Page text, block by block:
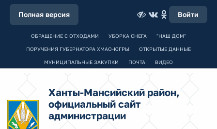
Полная версия Войти
ОБРАЩЕНИЕ С ОТХОДАМИ УБОРКА СНЕГА "НАШ ДОМ"
ПОРУЧЕНИЯ ГУБЕРНАТОРА ХМАО-ЮГРЫ ОТКРЫТЫЕ ДАННЫЕ
МУНИЦИПАЛЬНЫЕ ЗАКУПКИ ПОЧТА ВИДЕО
Ханты-Мансийский район,
официальный сайт
администрации